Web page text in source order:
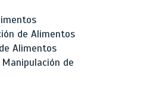
de Alimentos
Alimentos
de